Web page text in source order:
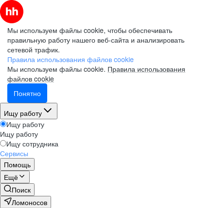
Мы используем файлы cookie, чтобы обеспечивать
правильную работу нашего веб-сайта и анализировать
сетевой трафик.
Правила использования файлов cookie
Мы используем файлы cookie. Правила использования
файлов cookie
Понятно
Ищу работу
Ищу работу
Ищу работу
Ищу сотрудника
Сервисы
Помощь
Ещё
Поиск
Ломоносов